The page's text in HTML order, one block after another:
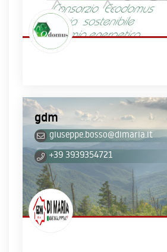
gdm
giuseppe.bosso@dimaria.it
+39 3939354721